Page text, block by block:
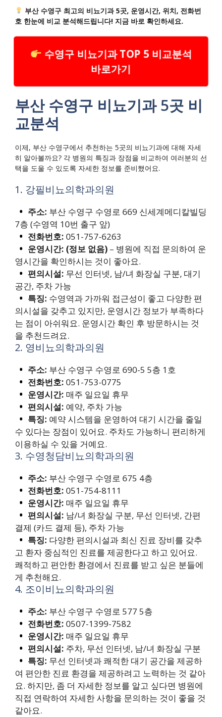
부산 수영구 최고의 비뇨기과 5곳, 운영시간, 위치, 전화번
호 한눈에 비교 분석해드립니다! 지금 바로 확인하세요.
수영구 비뇨기과 TOP 5 비교분석
바로가기
부산 수영구 비뇨기과 5곳 비
교분석
이제, 부산 수영구에서 추천하는 5곳의 비뇨기과에 대해 자세
히 알아볼까요? 각 병원의 특징과 장점을 비교하여 여러분의 선
택을 도울 수 있도록 자세한 정보를 준비했어요.
1. 강필비뇨의학과의원
주소: 부산 수영구 수영로 669 신세계메디칼빌딩
7층 (수영역 10번 출구 앞)
전화번호: 051-757-6263
운영시간: (정보 없음)– 병원에 직접 문의하여 운
영시간을 확인하시는 것이 좋아요.
편의시설: 무선 인터넷, 남/녀 화장실 구분, 대기
공간, 주차 가능
특징: 수영역과 가까워 접근성이 좋고 다양한 편
의시설을 갖추고 있지만, 운영시간 정보가 부족하다
는 점이 아쉬워요. 운영시간 확인 후 방문하시는 것
을 추천드려요.
2. 영비뇨의학과의원
주소: 부산 수영구 수영로 690-5 5층 1호
전화번호: 051-753-0775
운영시간: 매주 일요일 휴무
편의시설: 예약, 주차 가능
특징: 예약 시스템을 운영하여 대기 시간을 줄일
수 있다는 장점이 있어요. 주차도 가능하니 편리하게
이용하실 수 있을 거예요.
3. 수영청담비뇨의학과의원
주소: 부산 수영구 수영로 675 4층
전화번호: 051-754-8111
운영시간: 매주 일요일 휴무
편의시설: 남/녀 화장실 구분, 무선 인터넷, 간편
결제 (카드 결제 등), 주차 가능
특징: 다양한 편의시설과 최신 진료 장비를 갖추
고 환자 중심적인 진료를 제공한다고 하고 있어요.
쾌적하고 편안한 환경에서 진료를 받고 싶은 분들에
게 추천해요.
4. 조이비뇨의학과의원
주소: 부산 수영구 수영로 577 5층
전화번호: 0507-1399-7582
운영시간: 매주 일요일 휴무
편의시설: 주차, 무선 인터넷, 남/녀 화장실 구분
특징: 무선 인터넷과 쾌적한 대기 공간을 제공하
여 편안한 진료 환경을 제공하려고 노력하는 것 같아
요. 하지만, 좀 더 자세한 정보를 알고 싶다면 병원에
직접 연락하여 자세한 사항을 문의하는 것이 좋을 것
같아요.